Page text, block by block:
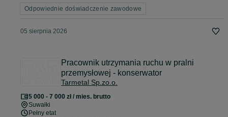
Odpowiednie doświadczenie zawodowe
05 sierpnia 2026
Pracownik utrzymania ruchu w pralni
przemysłowej - konserwator
Tarmetal Sp.zo.o.
5 000 - 7 000 zł / mies. brutto
Suwałki
Pełny etat